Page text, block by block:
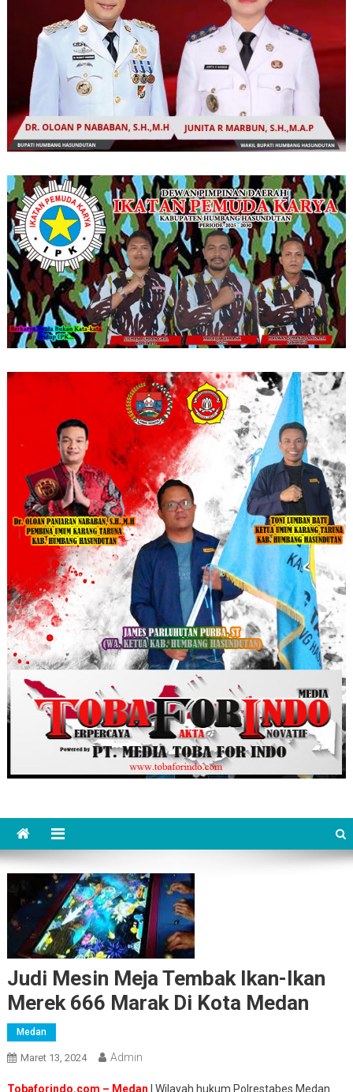
Judi Mesin Meja Tembak Ikan-Ikan
Merek 666 Marak Di Kota Medan
Medan
Maret 13, 2024 Admin
Tobaforindo.com – Medan | Wilayah hukum Polrestabes Medan